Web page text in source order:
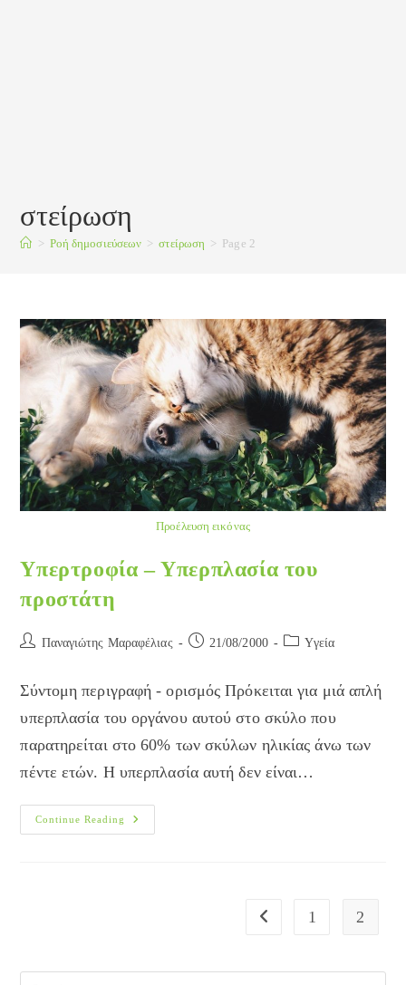
στείρωση
> Ροή δημοσιεύσεων > στείρωση > Page 2
Προέλευση εικόνας
Υπερτροφία – Υπερπλασία του
προστάτη
Post Παναγιώτης Μαραφέλιας
Post 21/08/2000
PostYγεία
Σύντομη περιγραφή - ορισμός Πρόκειται για μιά απλή
υπερπλασία του οργάνου αυτού στο σκύλο που
παρατηρείται στο 60% των σκύλων ηλικίας άνω των
πέντε ετών. Η υπερπλασία αυτή δεν είναι…
Continue Reading
Υπερτροφία
–
Go to the previous page
1 2